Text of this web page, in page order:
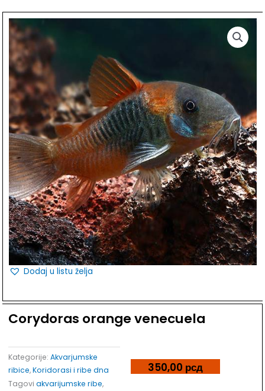
Dodaj u listu želja
Corydoras orange venecuela
Kategorije: Akvarjumske
ribice,Koridorasi i ribe dna
Tagovi akvarijumske ribe,
350,00 рсд